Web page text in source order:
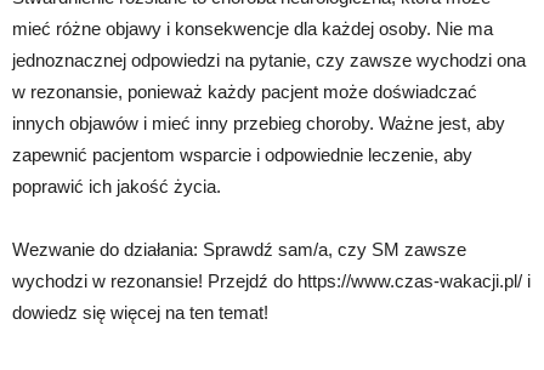
mieć różne objawy i konsekwencje dla każdej osoby. Nie ma
jednoznacznej odpowiedzi na pytanie, czy zawsze wychodzi ona
w rezonansie, ponieważ każdy pacjent może doświadczać
innych objawów i mieć inny przebieg choroby. Ważne jest, aby
zapewnić pacjentom wsparcie i odpowiednie leczenie, aby
poprawić ich jakość życia.
Wezwanie do działania: Sprawdź sam/a, czy SM zawsze
wychodzi w rezonansie! Przejdź do https://www.czas-wakacji.pl/ i
dowiedz się więcej na ten temat!